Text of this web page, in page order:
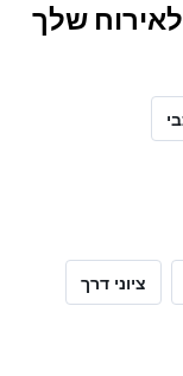
שלך
ציוני דרך